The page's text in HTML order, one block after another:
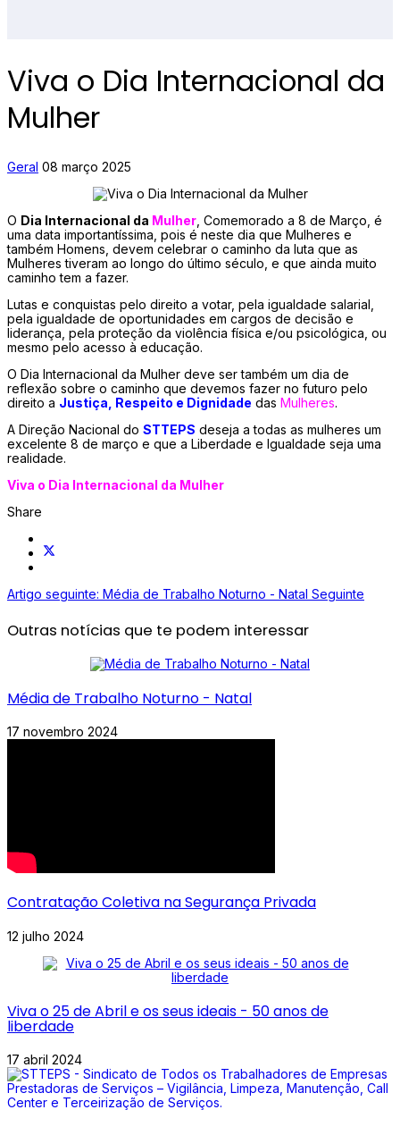
Viva o Dia Internacional da
Mulher
Geral 08 março 2025
O Dia Internacional da Mulher , Comemorado a 8 de Março, é
uma data importantíssima, pois é neste dia que Mulheres e
também Homens, devem celebrar o caminho da luta que as
Mulheres tiveram ao longo do último século, e que ainda muito
caminho tem a fazer.
Lutas e conquistas pelo direito a votar, pela igualdade salarial,
pela igualdade de oportunidades em cargos de decisão e
liderança, pela proteção da violência física e/ou psicológica, ou
mesmo pelo acesso à educação.
O Dia Internacional da Mulher deve ser também um dia de
reflexão sobre o caminho que devemos fazer no futuro pelo
direito a Justiça, Respeito e Dignidade das Mulheres.
A Direção Nacional do STTEPS deseja a todas as mulheres um
excelente 8 de março e que a Liberdade e Igualdade seja uma
realidade.
Viva o Dia Internacional da Mulher
Share
Artigo seguinte: Média de Trabalho Noturno - Natal Seguinte
Outras notícias que te podem interessar
Média de Trabalho Noturno - Natal
17 novembro 2024
Contratação Coletiva na Segurança Privada
12 julho 2024
Viva o 25 de Abril e os seus ideais - 50 anos de
liberdade
17 abril 2024